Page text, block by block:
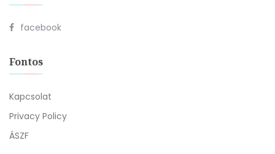
facebook
Fontos
Kapcsolat
Privacy Policy
ÁSZF